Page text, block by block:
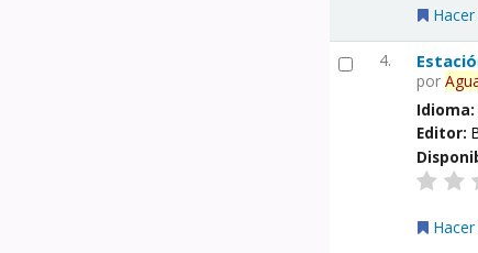
4.
por
Editor: